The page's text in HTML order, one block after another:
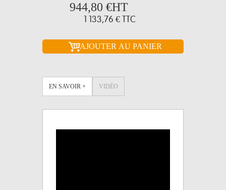
944,80 €HT
1 133,76 € TTC
EN SAVOIR + VIDÉO